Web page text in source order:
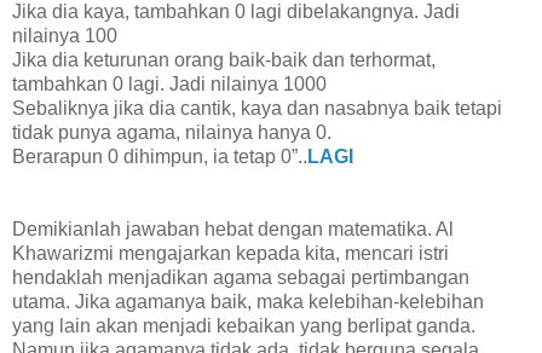
Jika dia kaya, tambahkan 0 lagi dibelakangnya. Jadi
nilainya 100
Jika dia keturunan orang baik-baik dan terhormat,
tambahkan 0 lagi. Jadi nilainya 1000
Sebaliknya jika dia cantik, kaya dan nasabnya baik tetapi
tidak punya agama, nilainya hanya 0.
Berarapun 0 dihimpun, ia tetap 0”.. LAGI
Demikianlah jawaban hebat dengan matematika. Al
Khawarizmi mengajarkan kepada kita, mencari istri
hendaklah menjadikan agama sebagai pertimbangan
utama. Jika agamanya baik, maka kelebihan-kelebihan
yang lain akan menjadi kebaikan yang berlipat ganda.